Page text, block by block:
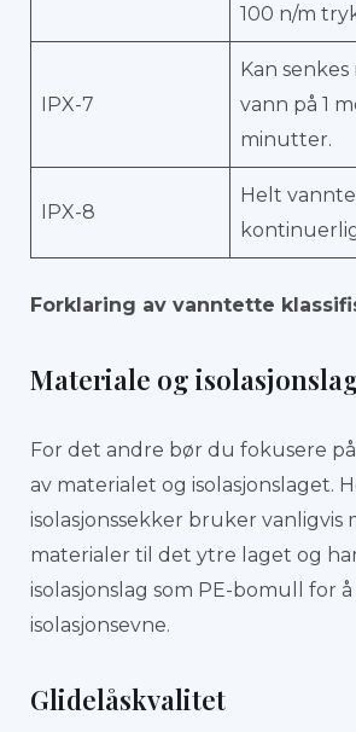
100 n/m
IPX-7
Kan
vann på 1
minutter.
IPX-8
Helt
Forklaring av vanntette
Materiale og
For det andre bør du fokusere
av materialet og isolasjonslaget.
isolasjonssekker bruker vanligvis
materialer til det ytre laget og
isolasjonslag som PE-bomull for
isolasjonsevne.
Glidelåskvalitet